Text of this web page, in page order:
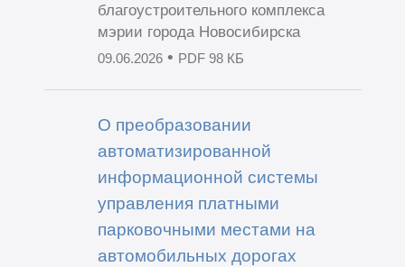
благоустроительного комплекса
мэрии города Новосибирска
09.06.2026• PDF 98 КБ
О преобразовании
автоматизированной
информационной системы
управления платными
парковочными местами на
автомобильных дорогах